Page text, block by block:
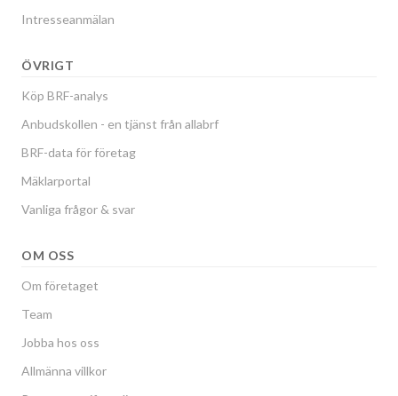
Intresseanmälan
ÖVRIGT
Köp BRF-analys
Anbudskollen - en tjänst från allabrf
BRF-data för företag
Mäklarportal
Vanliga frågor & svar
OM OSS
Om företaget
Team
Jobba hos oss
Allmänna villkor